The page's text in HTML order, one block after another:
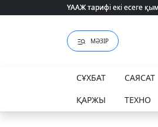
ҮААЖ тарифі екі есеге
ҮААЖ тарифі екі есеге
МӘЗІР
СҰХБАТ САЯСАТ
ҚАРЖЫ
ТЕХНО